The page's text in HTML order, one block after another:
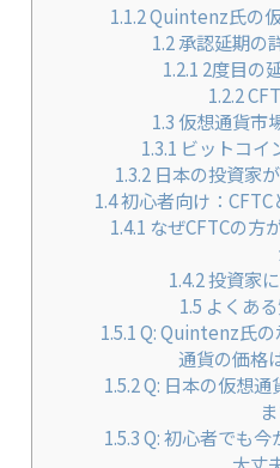
1.1.2Quintenz氏の
1.2承認延期の
1.2.1 2度目の
1.2.2
1.3仮想通貨市
1.3.1 ビットコイ
1.3.2日本の投資家
1.4初心者向け：CFTC
1.4.1 なぜCFTCの方
1.4.2投資家
1.5 よくある
1.5.1Q: Quintenz氏の
通貨の価格
1.5.2Q: 日本の仮想通
1.5.3Q: 初心者でも